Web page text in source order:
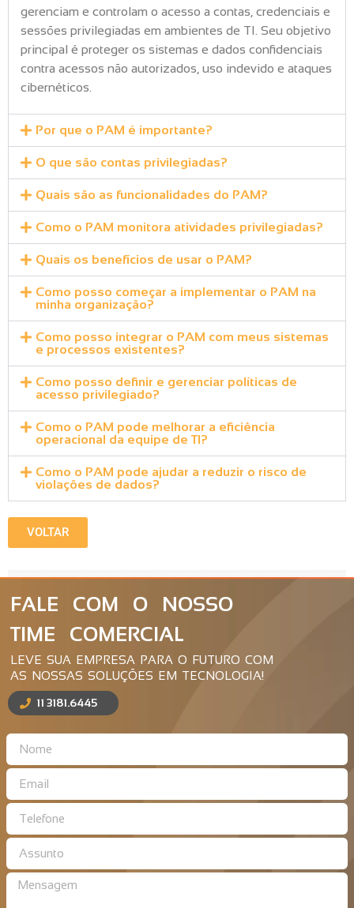
gerenciam e controlam o acesso a contas, credenciais e
sessões privilegiadas em ambientes de TI. Seu objetivo
principal é proteger os sistemas e dados confidenciais
contra acessos não autorizados, uso indevido e ataques
cibernéticos.
Por que o PAM é importante?
O que são contas privilegiadas?
Quais são as funcionalidades do PAM?
Como o PAM monitora atividades privilegiadas?
Quais os benefícios de usar o PAM?
Como posso começar a implementar o PAM na
minha organização?
Como posso integrar o PAM com meus sistemas
e processos existentes?
Como posso definir e gerenciar políticas de
acesso privilegiado?
Como o PAM pode melhorar a eficiência
operacional da equipe de TI?
Como o PAM pode ajudar a reduzir o risco de
violações de dados?
VOLTAR
FALE COM O NOSSO
TIME COMERCIAL
LEVE SUA EMPRESA PARA O FUTURO COM
AS NOSSAS SOLUÇÕES EM TECNOLOGIA!
11 3181.6445